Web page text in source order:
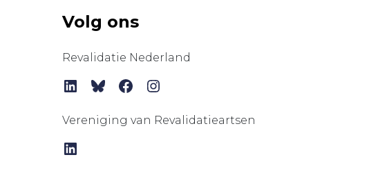
Volg ons
Revalidatie Nederland
LinkedIn
Bluesky
Facebook
Instagram
Vereniging van Revalidatieartsen
LinkedIn